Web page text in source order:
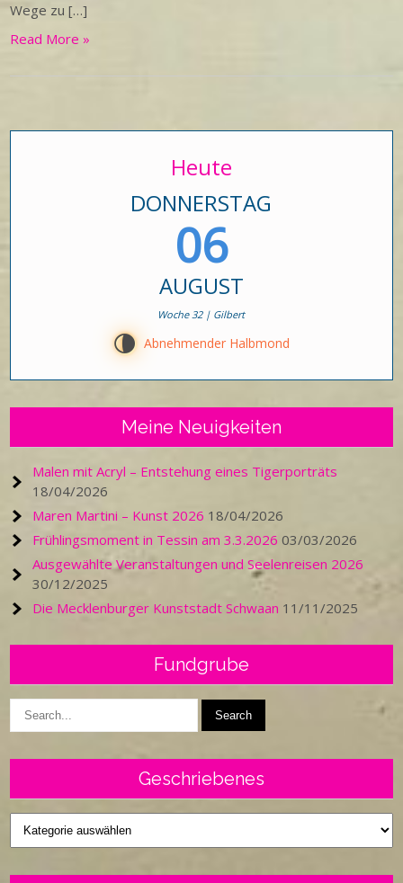
Wege zu […]
Read More »
Heute
DONNERSTAG
06
AUGUST
Woche 32 | Gilbert
U Abnehmender Halbmond
Meine Neuigkeiten
Malen mit Acryl – Entstehung eines Tigerporträts
18/04/2026
Maren Martini – Kunst 2026 18/04/2026
Frühlingsmoment in Tessin am 3.3.2026 03/03/2026
Ausgewählte Veranstaltungen und Seelenreisen 2026
30/12/2025
Die Mecklenburger Kunststadt Schwaan 11/11/2025
Fundgrube
Geschriebenes
Geschriebenes